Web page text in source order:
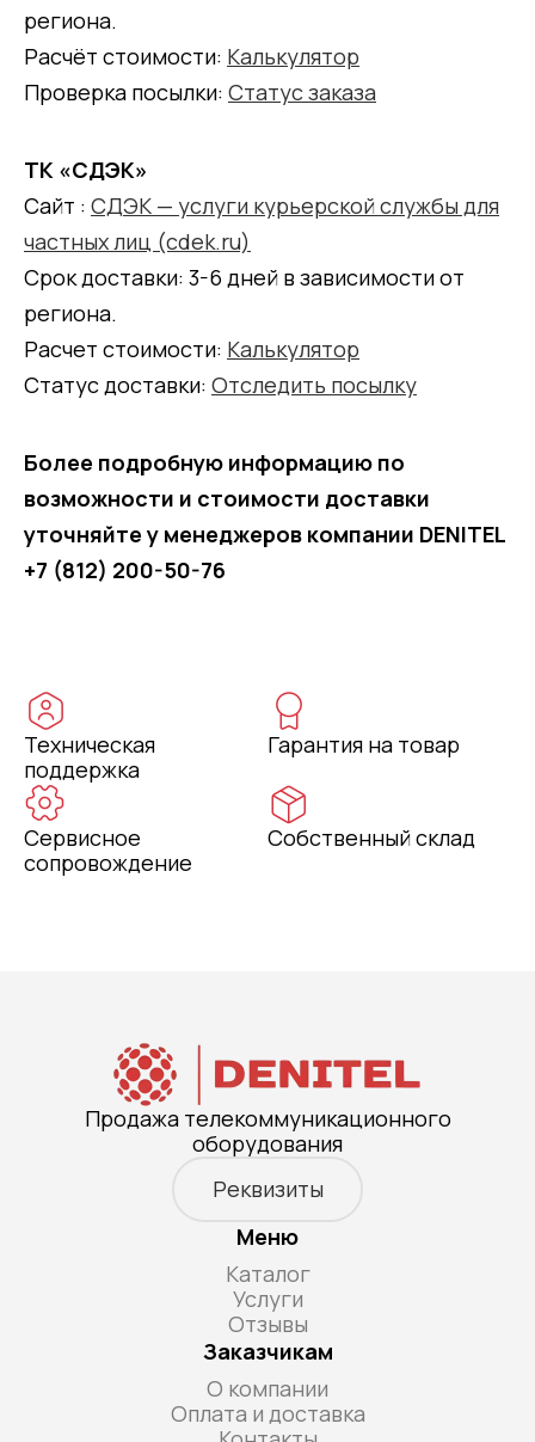
региона.
Расчёт стоимости: Калькулятор
Проверка посылки: Статус заказа
ТК «СДЭК»
Сайт : СДЭК — услуги курьерской службы для
частных лиц (cdek.ru)
Срок доставки: 3-6 дней в зависимости от
региона.
Расчет стоимости: Калькулятор
Статус доставки: Отследить посылку
Более подробную информацию по
возможности и стоимости доставки
уточняйте у менеджеров компании DENITEL
+7 (812) 200-50-76
Техническая
поддержка
Гарантия на товар
Сервисное
сопровождение
Собственный склад
Продажа телекоммуникационного
оборудования
Реквизиты
Меню
Каталог
Услуги
Отзывы
Заказчикам
О компании
Оплата и доставка